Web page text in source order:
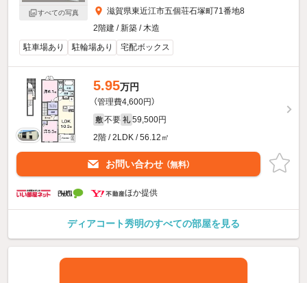
すべての写真
滋賀県東近江市五個荘石塚町71番地8
2階建 / 新築 / 木造
駐車場あり
駐輪場あり 宅配ボックス
5.95万円
（管理費4,600円）
敷 不要 礼 59,500円
2階 / 2LDK / 56.12㎡
お問い合わせ （無料）
ほか提供
ディアコート秀明のすべての部屋を見る